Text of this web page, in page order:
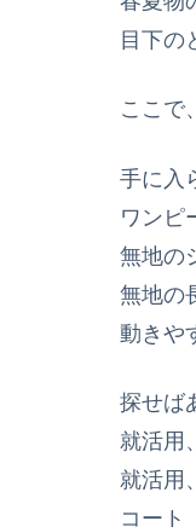
目下の
ここで
手に入
ワンピ
無地の
無地の
動きや
探せば
就活用
就活用
コート